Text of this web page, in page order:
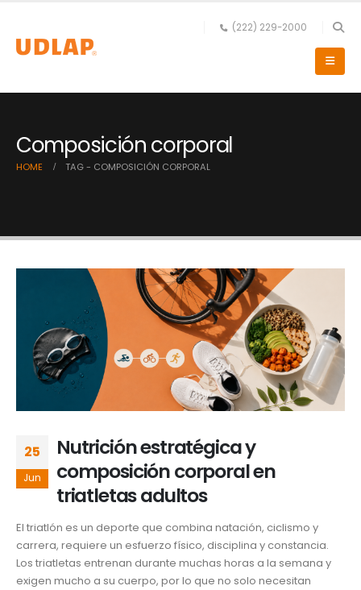
(222) 229-2000
Composición corporal
HOME TAG - COMPOSICIÓN CORPORAL
25
Jun
Nutrición estratégica y
composición corporal en
triatletas adultos
El triatlón es un deporte que combina natación, ciclismo y
carrera, requiere un esfuerzo físico, disciplina y constancia.
Los triatletas entrenan durante muchas horas a la semana y
exigen mucho a su cuerpo, por lo que no solo necesitan